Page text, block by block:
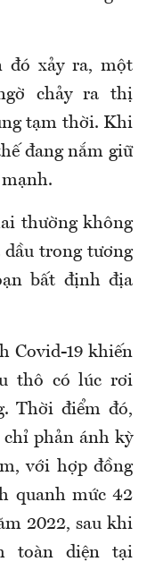
đó xảy ra, một
chảy ra thị
tạm thời. Khi
đang nắm giữ
thường không
dầu trong tương
bất định địa
Covid-19 khiến
thô có lúc rơi
Thời điểm đó,
phản ánh kỳ
với hợp đồng
quanh mức 42
2022, sau khi
toàn diện tại